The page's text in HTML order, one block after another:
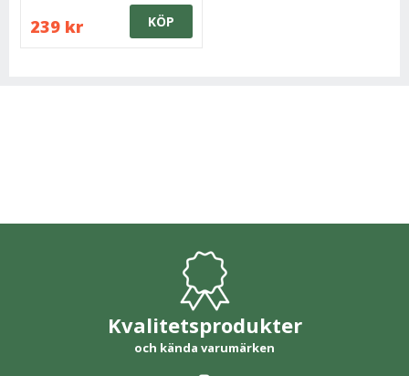
239 kr KÖP
Kvalitetsprodukter
och kända varumärken